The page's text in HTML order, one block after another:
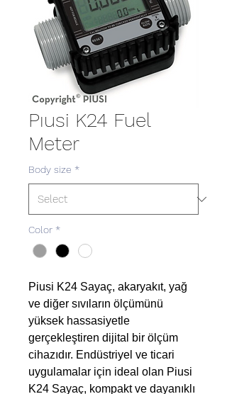
Pıusi K24 Fuel
Meter
Body size *
Color *
Piusi K24 Sayaç, akaryakıt, yağ
ve diğer sıvıların ölçümünü
yüksek hassasiyetle
gerçekleştiren dijital bir ölçüm
cihazıdır. Endüstriyel ve ticari
uygulamalar için ideal olan Piusi
K24 Sayaç, kompakt ve dayanıklı